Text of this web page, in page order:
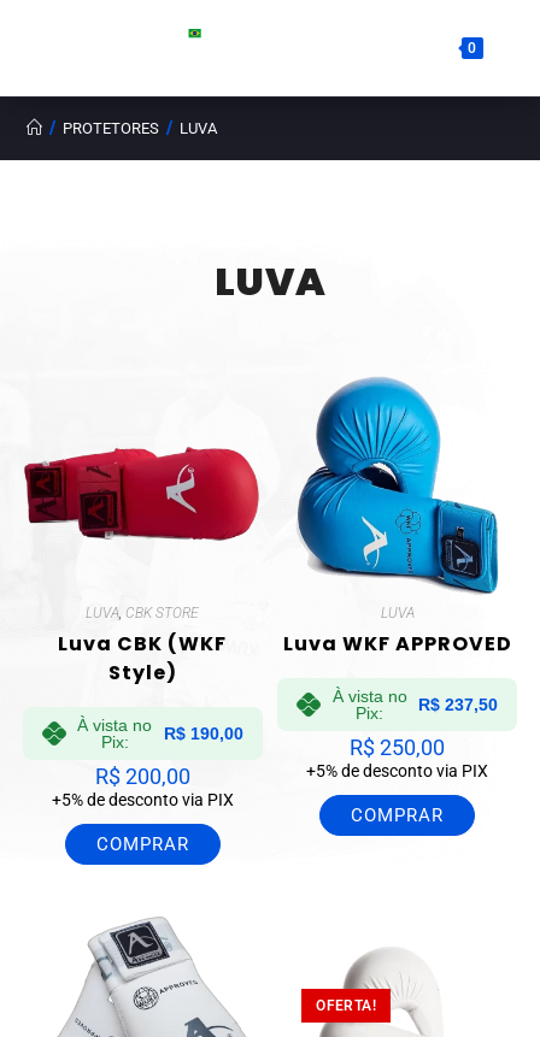
0
LUVA
/ PROTETORES / LUVA
LUVA, CBK STORE
Luva CBK (WKF
Style)
À vista no
Pix:
R$190,00
R$200,00
+5% de desconto via PIX
COMPRAR
LUVA
Luva WKF APPROVED
À vista no
Pix:
R$ 237,50
R$250,00
+5% de desconto via PIX
COMPRAR
OFERTA!